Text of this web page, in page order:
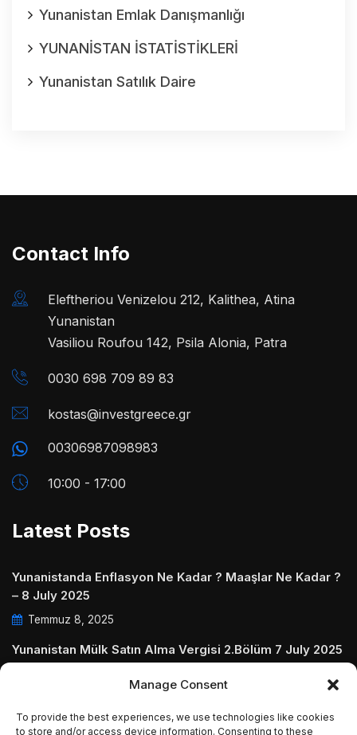
Manage Consent
To provide the best experiences, we use technologies like cookies
to store and/or access device information. Consenting to these
Yunanistan Emlak Danışmanlığı
YUNANİSTAN İSTATİSTİKLERİ
Yunanistan Satılık Daire
Contact Info
Eleftheriou Venizelou 212, Kalithea, Atina
Yunanistan
Vasiliou Roufou 142, Psila Alonia, Patra
0030 698 709 89 83
kostas@investgreece.gr
00306987098983
10:00 - 17:00
Latest Posts
Yunanistanda Enflasyon Ne Kadar ? Maaşlar Ne Kadar ?
– 8 July 2025
Temmuz 8, 2025
Yunanistan Mülk Satın Alma Vergisi 2.Bölüm 7 July 2025
July 2025